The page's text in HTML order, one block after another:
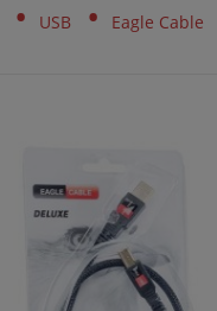
• USB • Eagle Cable